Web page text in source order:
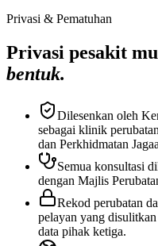
Privasi & Pematuhan
Privasi pesakit
bentuk.
Dilesenkan oleh
sebagai klinik
dan Perkhidmatan
Semua konsultasi
dengan Majlis
Rekod perubatan
pelayan yang
data pihak ketiga.